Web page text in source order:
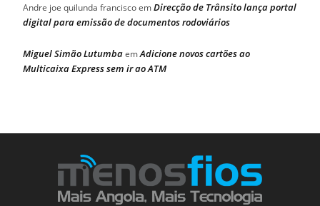
Andre joe quilunda franciscoemDirecção de Trânsito lança portal
digital para emissão de documentos rodoviários
Miguel Simão LutumbaemAdicione novos cartões ao
Multicaixa Express sem ir ao ATM